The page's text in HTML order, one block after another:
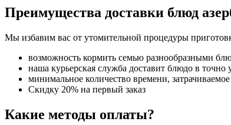
Преимущества доставки блюд
Мы избавим вас от утомительной процедуры
возможность кормить семью разнообразными
наша курьерская служба доставит блюдо в точно
минимальное количество времени,
Скидку 20% на первый заказ
Какие методы оплаты?